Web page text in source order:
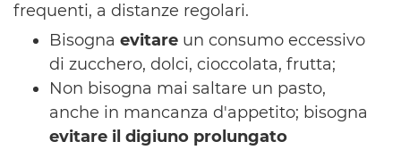
frequenti, a distanze regolari.
Bisogna evitare un consumo eccessivo
di zucchero, dolci, cioccolata, frutta;
Non bisogna mai saltare un pasto,
anche in mancanza d'appetito; bisogna
evitare il digiuno prolungato